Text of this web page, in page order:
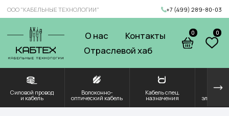
ООО "КАБЕЛЬНЫЕ ТЕХНОЛОГИИ"
Отраслевой хаб